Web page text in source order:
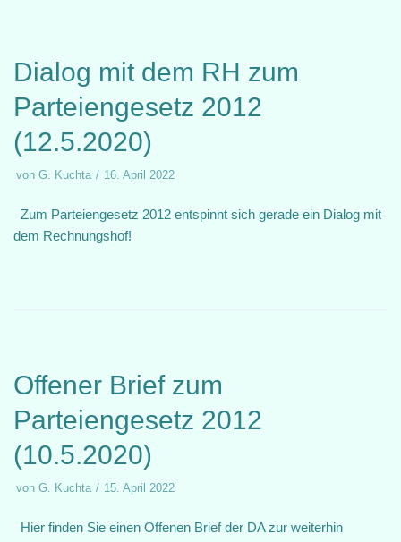
Dialog mit dem RH zum
Parteiengesetz 2012
(12.5.2020)
von G. Kuchta 16. April 2022
Zum Parteiengesetz 2012 entspinnt sich gerade ein Dialog mit
dem Rechnungshof!
Offener Brief zum
Parteiengesetz 2012
(10.5.2020)
von G. Kuchta 15. April 2022
Hier finden Sie einen Offenen Brief der DA zur weiterhin